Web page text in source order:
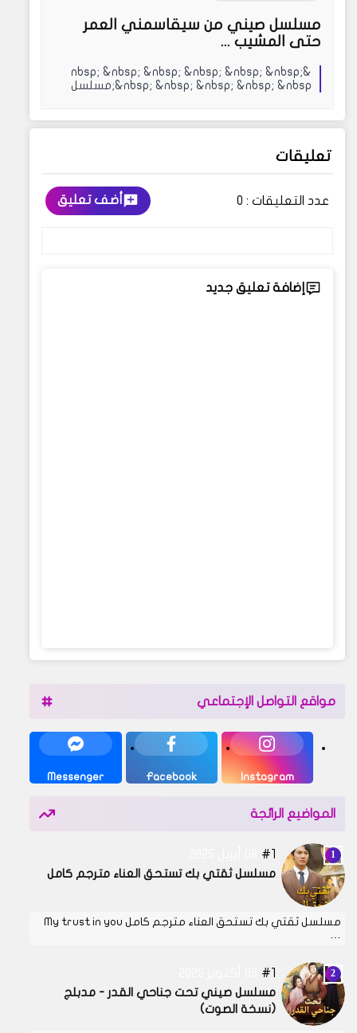
مسلسل صيني من سيقاسمني العمر
حتى المشيب ...
&nbsp; &nbsp; &nbsp; &nbsp; &nbsp; &nbsp;
&nbsp; &nbsp; &nbsp; &nbsp; &nbsp;مسلسل
تعليقات
عدد التعليقات : 0 أضف تعليق
إضافة تعليق جديد
مواقع التواصل الإجتماعي
Instagram
Facebook
Messenger
المواضيع الرائجة
1
مسلسل ثقتي بك تستحق العناء مترجم كامل
مسلسل ثقتي بك تستحق العناء مترجم كامل My trust in you
1
مسلسل صيني تحت جناحي القدر - مدبلج
(نسخة الصوت)